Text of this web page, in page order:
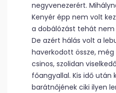
negyvenezerért.
Kenyér épp nem volt
a dobálózást tehát
De azért hálás volt a
haverkodott össze,
csinos, szolidan
főangyallal. Kis idő
barátnőjének ciki ilyen